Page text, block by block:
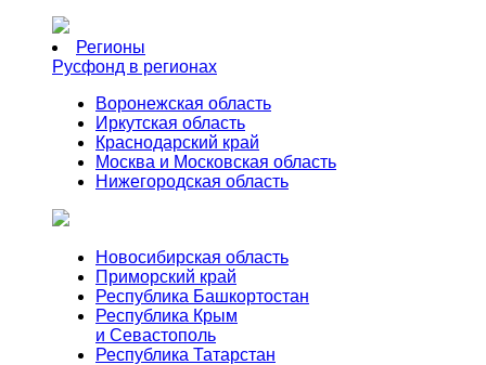
Регионы
Русфонд в регионах
Воронежская область
Иркутская область
Краснодарский край
Москва и Московская область
Нижегородская область
Новосибирская область
Приморский край
Республика Башкортостан
Республика Крым
и Севастополь
Республика Татарстан